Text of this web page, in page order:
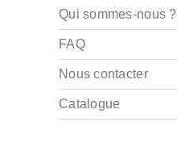
Qui sommes-nous ?
FAQ
Nous contacter
Catalogue